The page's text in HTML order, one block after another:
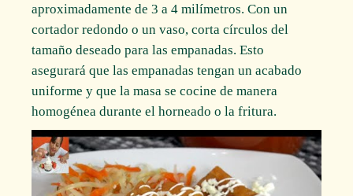
aproximadamente de 3 a 4 milímetros. Con un
cortador redondo o un vaso, corta círculos del
tamaño deseado para las empanadas. Esto
asegurará que las empanadas tengan un acabado
uniforme y que la masa se cocine de manera
homogénea durante el horneado o la fritura.